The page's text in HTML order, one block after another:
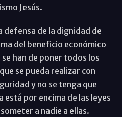
Jesús.
defensa de la dignidad de
del beneficio económico
han de poner todos los
se pueda realizar con
y no se tenga que
está por encima de las leyes
a nadie a ellas.